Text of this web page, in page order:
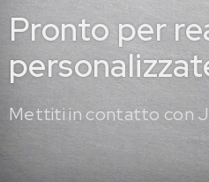
Pronto per
Mettiti in contatto con